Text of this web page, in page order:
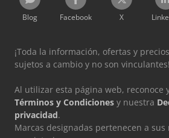
Blog Facebook X
¡Toda la información, ofertas y
sujetos a cambio y no son vinculantes!
Al utilizar esta página web, reconoce
Términos y Condiciones y nuestra
privacidad.
Marcas designadas pertenecen a sus